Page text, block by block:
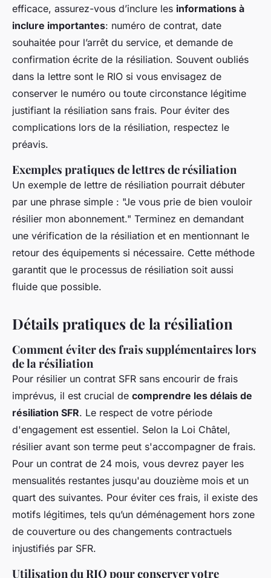
efficace, assurez-vous d’inclure les informations à
inclure importantes: numéro de contrat, date
souhaitée pour l’arrêt du service, et demande de
confirmation écrite de la résiliation. Souvent oubliés
dans la lettre sont le RIO si vous envisagez de
conserver le numéro ou toute circonstance légitime
justifiant la résiliation sans frais. Pour éviter des
complications lors de la résiliation, respectez le
préavis.
Exemples pratiques de lettres de résiliation
Un exemple de lettre de résiliation pourrait débuter
par une phrase simple : "Je vous prie de bien vouloir
résilier mon abonnement." Terminez en demandant
une vérification de la résiliation et en mentionnant le
retour des équipements si nécessaire. Cette méthode
garantit que le processus de résiliation soit aussi
fluide que possible.
Détails pratiques de la résiliation
Comment éviter des frais supplémentaires lors
de la résiliation
Pour résilier un contrat SFR sans encourir de frais
imprévus, il est crucial de comprendre les délais de
résiliation SFR. Le respect de votre période
d'engagement est essentiel. Selon la Loi Châtel,
résilier avant son terme peut s'accompagner de frais.
Pour un contrat de 24 mois, vous devrez payer les
mensualités restantes jusqu'au douzième mois et un
quart des suivantes. Pour éviter ces frais, il existe des
motifs légitimes, tels qu’un déménagement hors zone
de couverture ou des changements contractuels
injustifiés par SFR.
Utilisation du RIO pour conserver votre